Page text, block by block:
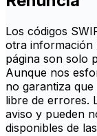
Los códigos
otra información
página son solo
Aunque nos
no garantiza
libre de errores.
aviso y pueden
disponibles de